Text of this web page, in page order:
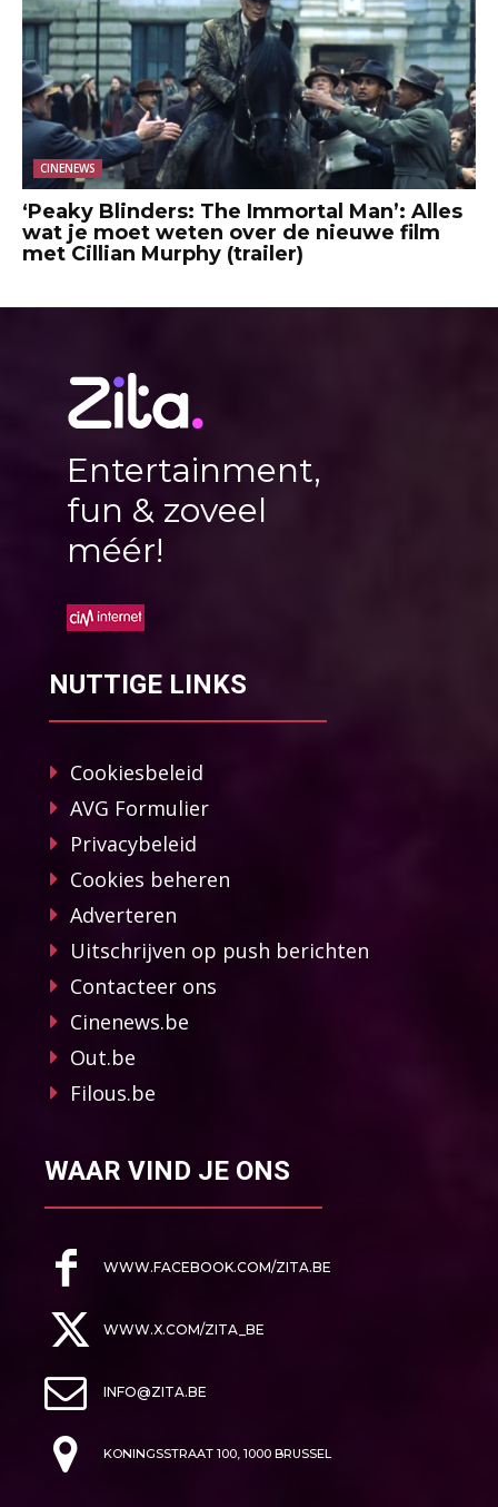
CINENEWS
‘Peaky Blinders: The Immortal Man’: Alles
wat je moet weten over de nieuwe film
met Cillian Murphy (trailer)
Entertainment,
fun & zoveel
méér!
NUTTIGE LINKS
Cookiesbeleid
AVG Formulier
Privacybeleid
Cookies beheren
Adverteren
Uitschrijven op push berichten
Contacteer ons
Cinenews.be
Out.be
Filous.be
WAAR VIND JE ONS
WWW.FACEBOOK.COM/ZITA.BE
WWW.X.COM/ZITA_BE
INFO@ZITA.BE
KONINGSSTRAAT 100, 1000 BRUSSEL